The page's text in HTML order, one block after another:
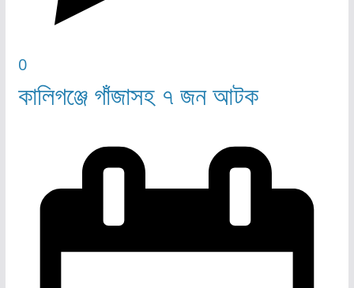
0
কালিগঞ্জে গাঁজাসহ ৭ জন আটক